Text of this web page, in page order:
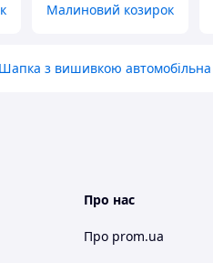
Малиновий козирок
Шапка з вишивкою
Про нас
Про prom.ua